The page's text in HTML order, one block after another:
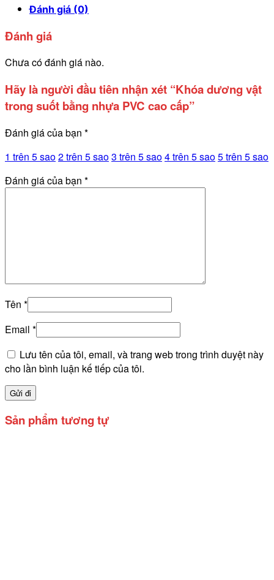
Đánh giá (0)
Đánh giá
Chưa có đánh giá nào.
Hãy là người đầu tiên nhận xét “Khóa dương vật
trong suốt bằng nhựa PVC cao cấp”
Đánh giá của bạn *
1 trên 5 sao2 trên 5 sao3 trên 5 sao4 trên 5 sao5 trên 5 sao
Đánh giá của bạn *
Tên *
Email *
Lưu tên của tôi, email, và trang web trong trình duyệt này
cho lần bình luận kế tiếp của tôi.
Sản phẩm tương tự